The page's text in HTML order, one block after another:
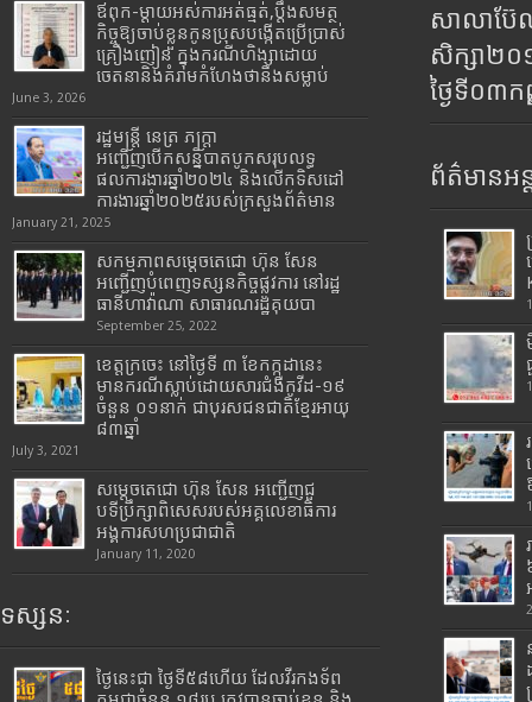
ឪពុក-ម្ដាយអស់ការអត់ធ្មត់,ប្ដឹងសមត្ថ
កិច្ចឱ្យចាប់ខ្លួនកូនប្រុសបង្កើតប្រើប្រាស់
គ្រឿងញៀន ក្នុងករណីហិង្សាដោយ
ចេតនានិងគំរាមកំហែងថានឹងសម្លាប់
June 3, 2026
រដ្ឋមន្រ្តី​ នេត្រ​ ភក្ត្រា​
អញ្ជើញបើកសន្និបាតបូកសរុបលទ្ធ
ផលការងារឆ្នាំ២០២៤ និងលើកទិសដៅ
ការងារឆ្នាំ២០២៥របស់​ក្រសួង​ព័ត៌មាន​
January 21, 2025
សកម្មភាពសម្តេចតេជោ ហ៊ុន សែន
អញ្ជើញបំពេញទស្សនកិច្ចផ្លូវការ នៅរដ្ឋ
ធានីហាវ៉ាណា សាធារណរដ្ឋគុយបា
September 25, 2022
ខេត្តក្រចេះ នៅថ្ងៃទី ៣ ខែកក្កដានេះ
មានករណីស្លាប់ដោយសារជំងឺកូវីដ-១៩
ចំនួន ០១នាក់ ជាបុរសជនជាតិខ្មែរអាយុ
៨៣ឆ្នាំ
July 3, 2021
សម្តេចតេជោ ហ៊ុន សែន អញ្ជើញជួ
បទីប្រឹក្សាពិសេសរបស់អគ្គលេខាធិការ
អង្គការសហប្រជាជាតិ
January 11, 2020
ទស្សនៈ
ថ្ងៃនេះជា ថ្ងៃទី៥៨ហើយ ដែលវីរកងទ័ព
សាលាប៊ែ
សិក្សា២
ថ្ងៃទី០៣
ព័ត៌មានអន្